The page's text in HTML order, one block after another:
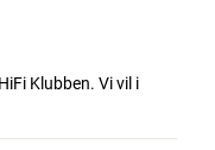
Klubben. Vi vil i